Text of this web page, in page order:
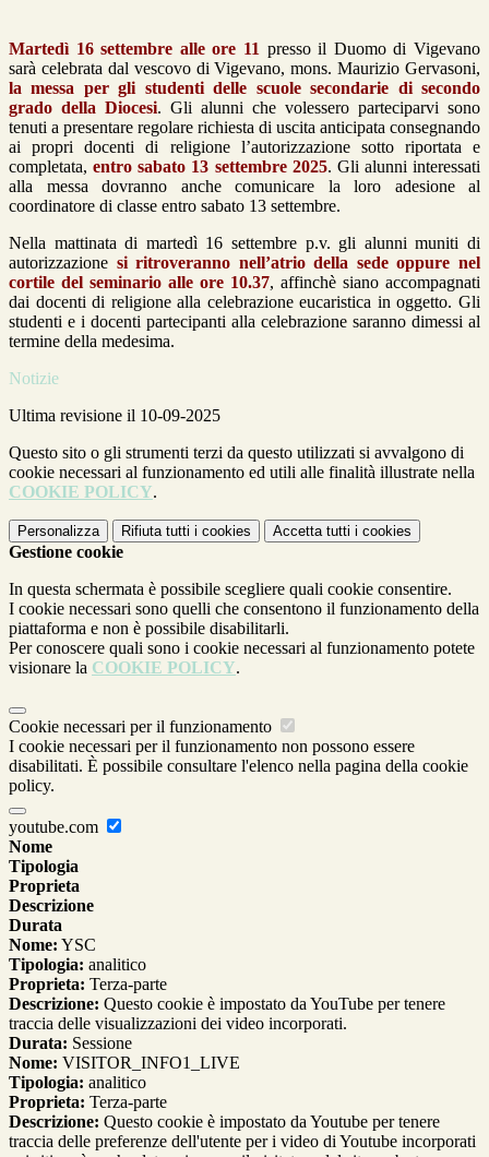
Martedì 16 settembre alle ore 11 presso il Duomo di Vigevano
sarà celebrata dal vescovo di Vigevano, mons. Maurizio Gervasoni,
la messa per gli studenti delle scuole secondarie di secondo
grado della Diocesi. Gli alunni che volessero parteciparvi sono
tenuti a presentare regolare richiesta di uscita anticipata consegnando
ai propri docenti di religione l’autorizzazione sotto riportata e
completata,entro sabato 13 settembre 2025. Gli alunni interessati
alla messa dovranno anche comunicare la loro adesione al
coordinatore di classe entro sabato 13 settembre.
Nella mattinata di martedì 16 settembre p.v. gli alunni muniti di
autorizzazione si ritroveranno nell’atrio della sede oppure nel
cortile del seminario alle ore 10.37, affinchè siano accompagnati
dai docenti di religione alla celebrazione eucaristica in oggetto. Gli
studenti e i docenti partecipanti alla celebrazione saranno dimessi al
termine della medesima.
Notizie
Ultima revisione il 10-09-2025
Questo sito o gli strumenti terzi da questo utilizzati si avvalgono di
cookie necessari al funzionamento ed utili alle finalità illustrate nella
COOKIE POLICY.
Personalizza Rifiuta tutti i cookies Accetta tutti i cookies
Gestione cookie
In questa schermata è possibile scegliere quali cookie consentire.
I cookie necessari sono quelli che consentono il funzionamento della
piattaforma e non è possibile disabilitarli.
Per conoscere quali sono i cookie necessari al funzionamento potete
visionare la COOKIE POLICY.
Cookie necessari per il funzionamento
I cookie necessari per il funzionamento non possono essere
disabilitati. È possibile consultare l'elenco nella pagina della cookie
policy.
youtube.com
Nome
Tipologia
Proprieta
Descrizione
Durata
Nome: YSC
Tipologia: analitico
Proprieta: Terza-parte
Descrizione: Questo cookie è impostato da YouTube per tenere
traccia delle visualizzazioni dei video incorporati.
Durata: Sessione
Nome: VISITOR_INFO1_LIVE
Tipologia: analitico
Proprieta: Terza-parte
Descrizione: Questo cookie è impostato da Youtube per tenere
traccia delle preferenze dell'utente per i video di Youtube incorporati